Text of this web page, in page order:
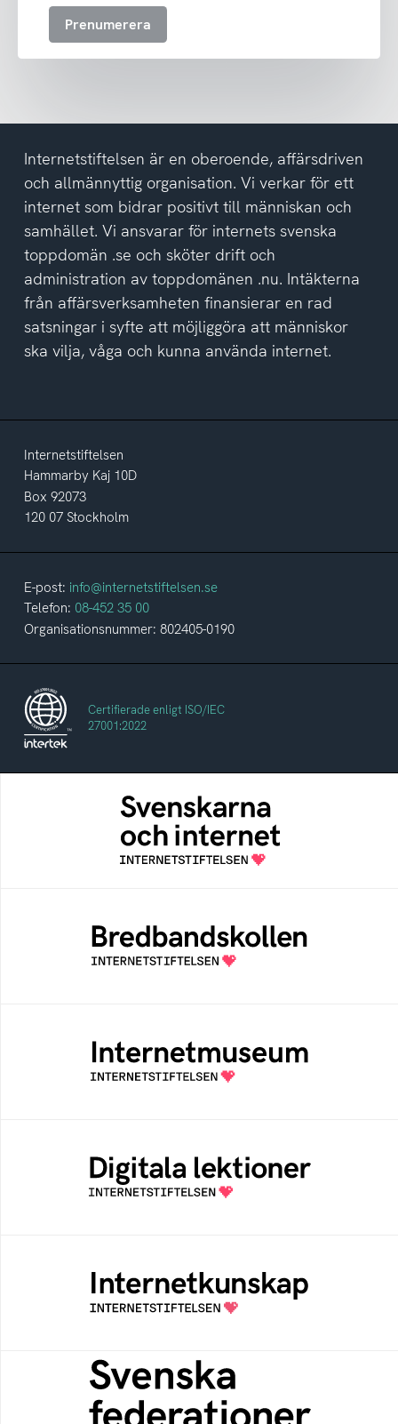
att
del
av
integritetspolicyn
Prenumerera
Internetstiftelsen är en oberoende, affärsdriven
och allmännyttig organisation. Vi verkar för ett
internet som bidrar positivt till människan och
samhället. Vi ansvarar för internets svenska
toppdomän .se och sköter drift och
administration av toppdomänen .nu. Intäkterna
från affärsverksamheten finansierar en rad
satsningar i syfte att möjliggöra att människor
ska vilja, våga och kunna använda internet.
Internetstiftelsen
Hammarby Kaj 10D
Box 92073
120 07 Stockholm
E-post: info@internetstiftelsen.se
Telefon: 08-452 35 00
Organisationsnummer: 802405-0190
Certifierade enligt ISO/IEC
27001:2022
Svenskarna och internet
En årlig studie av svenska folkets
internetvanor
Bredbandskollen är ett oberoende
konsumentverktyg som drivs av
Internetstiftelsen
Ett digitalt museum som byggts, och kureras
av Internetstiftelsen
Öppen digital lärresurs med färdiga lektioner
för alla stadier i grundskolan
Samlad kunskap som hjälper dig att bli en
säker och medveten internetanvändare
Svenska federationer
Grunden för medlemskap i en sektors- eller
kontextspecifik federation